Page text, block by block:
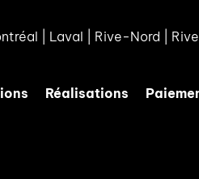
Laval Rive-Nord
Réalisations